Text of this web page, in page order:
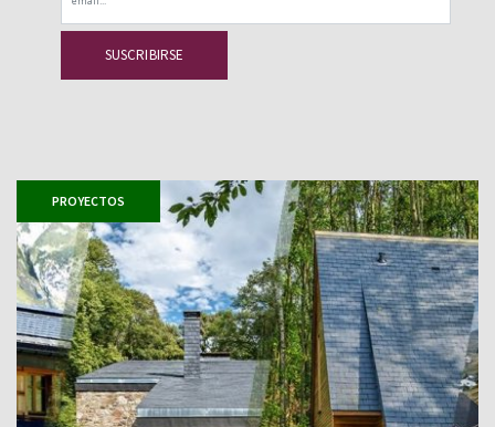
PROYECTOS